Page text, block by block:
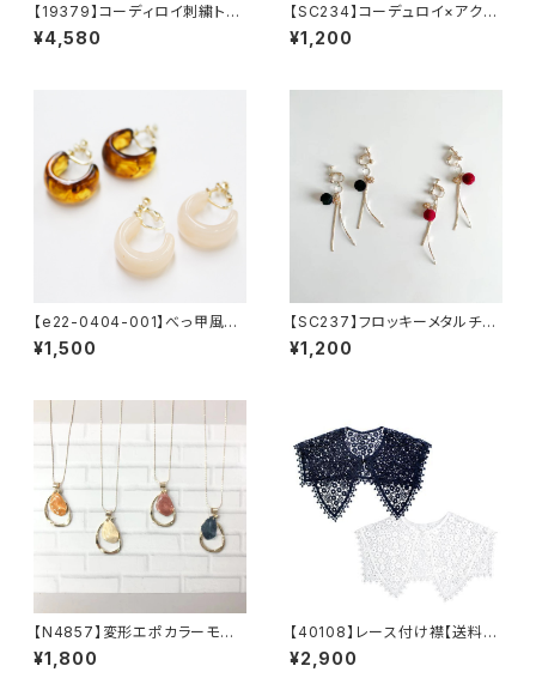
【19379】コーディロイ刺繍トー
トバッグ【送料無料】秋冬バッ
グ 新作
¥4,580
【SC234】コーデュロイ×アクリ
ルイヤリング【送料無料】イヤー
アクセ カラーイヤリング 秋
¥1,200
【e22-0404-001】べっ甲風イ
ヤリング 【送料無料】ブラウ
ン アイボリー
¥1,500
【SC237】フロッキーメタルチェ
ーンウェーブイヤリング【送料無
料】フロッキー玉 秋冬イヤリン
チェーン
¥1,200
【N4857】変形エポカラーモチ
ーフネックレス【送料無料】
¥1,800
【40108】レース付け襟【送料無
料】トレンド ビッグつけ襟 フ
リーサイズ レース襟 重ね
¥2,900